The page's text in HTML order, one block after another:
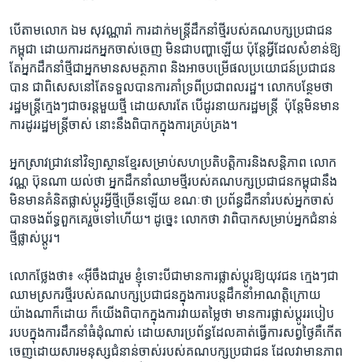
បើ​តាម​លោក ​ឯម សុវណ្ណារ៉ា ​ការ​ដាក់​មន្រ្តី​ដឹកនាំថ្មី​របស់​គណបក្ស​ប្រជាជន​
កម្ពុជា​ ដោយ​ការ​ដក​អ្នក​ចាស់​ចេញ ​មិន​ជា​បញ្ហា​ឡើយ ​ប៉ុន្តែ​អ្វី​ដែល​សំខាន់​ឱ្យ​
តែ​អ្នក​ដឹកនាំ​ថ្មី​ជា​អ្នក​មាន​សម​ត្ថ​ភាព ​និង​អាច​បម្រើ​ផល​ប្រយោជន៍​ប្រជាជន​
បាន​ ជា​ពិសេស​នៅ​តែ​ទទួល​បាន​ការ​គាំទ្រ​ពី​ប្រជា​ពល​រដ្ឋ។ ​លោក​បន្ថែម​ថា​
រដ្ឋមន្ត្រី​ក្មេងៗ​ជា​ចរន្ត​មួយ​ថ្មី​ ដោយ​សារ​តែ​ បើ​ដូរ​នាយក​រដ្ឋមន្ត្រី ​ ប៉ុន្តែ​មិន​មាន​
ការ​ដូរ​រដ្ឋមន្ត្រី​ចាស់​ នោះ​នឹង​ពិបាក​ក្នុង​ការ​គ្រប់គ្រង។​
អ្នក​ស្រាវជ្រាវ​នៅ​វិទ្យាស្ថាន​ខ្មែរ​សម្រាប់​សហ​ប្រតិបត្តិ​ការ​និង​សន្តិភាព​ លោក​
វណ្ណ ប៊ុនណា​ យល់​ថា ​អ្នក​ដឹកនាំ​ឈាមថ្មី​របស់​គណបក្ស​ប្រជាជន​កម្ពុជា​នឹង​
មិន​មាន​គំនិត​ផ្លាស់​ប្តូរ​អ្វី​ថ្មី​ច្រើន​ឡើយ​ ខណៈ​ថា​ ប្រព័ន្ធ​ដឹកនាំ​របស់​អ្នក​ចាស់​
បាន​ចង​ព័ទ្ធ​ពួកគេ​រួច​ទៅ​ហើយ។ ​ដូច្នេះ​ លោក​ថា​ វា​ពិបាក​សម្រាប់​អ្នក​ជំនាន់​
ថ្មី​ផ្លាស់​ប្តូរ។​
លោក​ថ្លែង​ថា៖​ «អ៊ីចឹង​ជា​រួម ​ខ្ញុំ​ទោះ​បី​ជា​មាន​ការ​ផ្លាស់​ប្តូរ​ឱ្យ​យុវជន​ ក្មេងៗ​ជា​
ឈាម​ស្រករ​ថ្មី​របស់​គណបក្ស​ប្រជាជន​ក្នុង​ការ​បន្ត​ដឹកនាំ​អាណត្តិ​ក្រោយ​
យ៉ាងណា​ក៏ដោយ​ ក៏​យើង​ពិបាក​ក្នុង​ការ​វាយ​តម្លៃ​ថា​ មាន​ការ​ផ្លាស់​ប្តូរ​របៀប​
របប​ក្នុង​ការ​ដឹកនាំ​ធំ​ដុំ​ណាស់ ​ដោយ​សារ​ប្រព័ន្ធ​ដែល​គាត់​ធ្វើការ​សព្វ​ថ្ងៃ​គឺកើត​
ចេញ​ដោយ​សារ​មនុស្ស​ជំនាន់​ចាស់​របស់​គណបក្ស​ប្រជាជន ​ដែល​វា​មាន​ភាព​